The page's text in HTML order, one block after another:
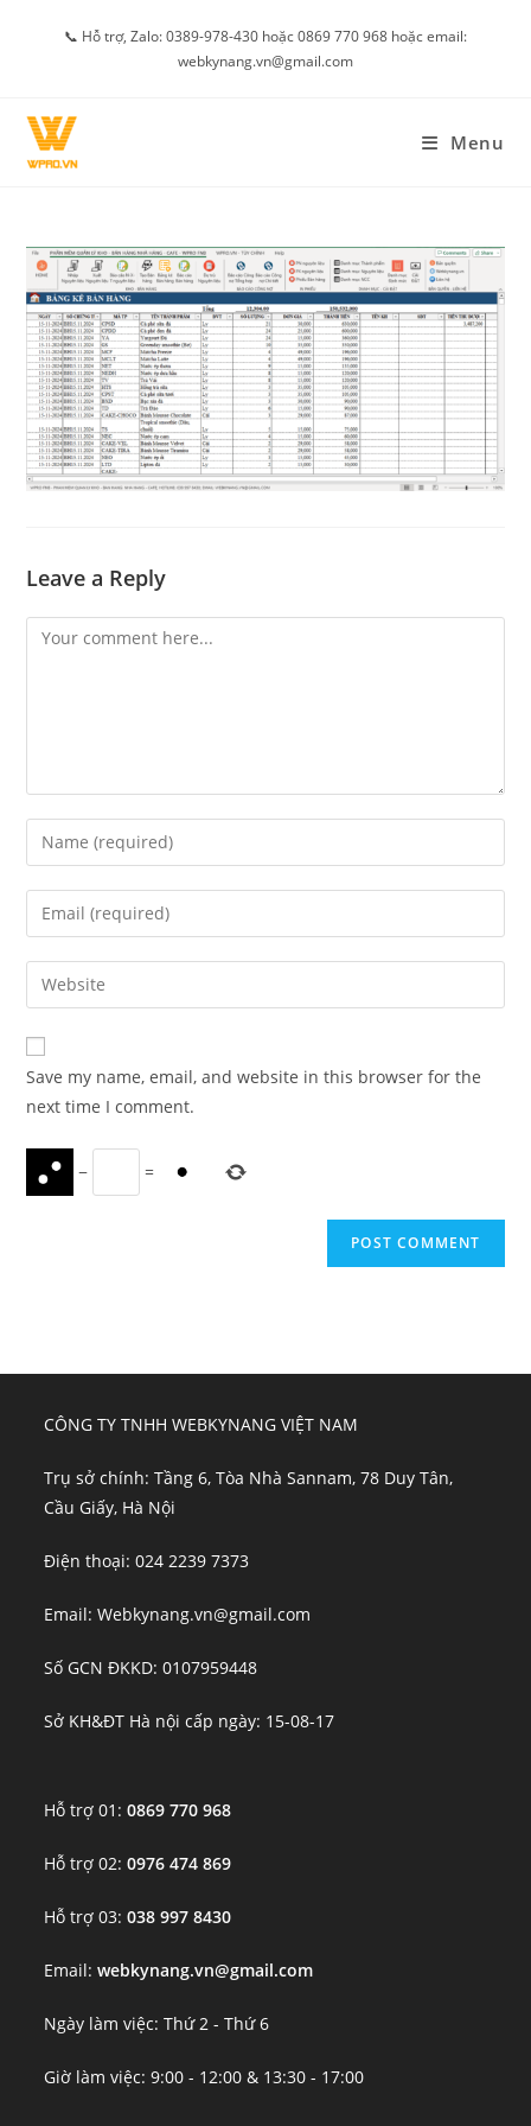
📞 Hỗ trợ, Zalo: 0389-978-430 hoặc 0869 770 968 hoặc email:
webkynang.vn@gmail.com
Menu
Leave a Reply
Comment
Enter
your
name
comment
Enter
your
email
address
comment
Enter
your
website
URL
(optional)
Save my name, email, and website in this browser for the
next time I comment.
− =
CÔNG TY TNHH WEBKYNANG VIỆT NAM
Trụ sở chính: Tầng 6, Tòa Nhà Sannam, 78 Duy Tân,
Cầu Giấy, Hà Nội
Điện thoại: 024 2239 7373
Email: Webkynang.vn@gmail.com
Số GCN ĐKKD: 0107959448
Sở KH&ĐT Hà nội cấp ngày: 15-08-17
Hỗ trợ 01:0869 770 968
Hỗ trợ 02:0976 474 869
Hỗ trợ 03:038 997 8430
Email:webkynang.vn@gmail.com
Ngày làm việc: Thứ 2 - Thứ 6
Giờ làm việc: 9:00 - 12:00 & 13:30 - 17:00